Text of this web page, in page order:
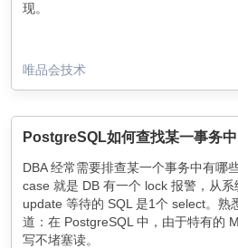
现。
唯品会技术
PostgreSQL如何查找某一事务
DBA 经常需要排查某一个事务中有哪
case 就是 DB 有一个 lock 报警，从
update 等待的 SQL 是1个 select。熟
道：在 PostgreSQL 中，由于特有的
写不堵塞读。